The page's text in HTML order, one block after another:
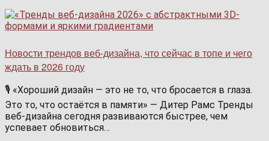
Новости трендов веб-дизайна, что сейчас в топе и чего
ждать в 2026 году
🎙️ «Хороший дизайн — это не то, что бросается в глаза.
Это то, что остаётся в памяти» — Дитер Рамс Тренды
веб-дизайна сегодня развиваются быстрее, чем
успевает обновиться…